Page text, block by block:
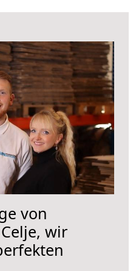
von
wir